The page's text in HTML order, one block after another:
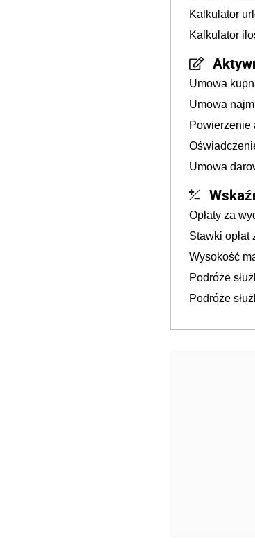
Kalkulator
Kalkulator
Umowa
Umowa
Powierzenie
Umowa
Opłaty za
Stawki opłat
Wysokość
Podróże
Podróże